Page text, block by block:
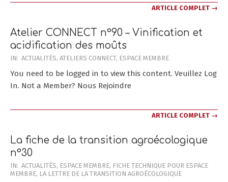
ARTICLE COMPLET →
Atelier CONNECT n°90 – Vinification et
acidification des moûts
2025-
05-
20
IN: ACTUALITÉS, ATELIERS CONNECT, ESPACE MEMBRE
You need to be logged in to view this content. Veuillez Log
In. Not a Member? Nous Rejoindre
ARTICLE COMPLET →
La fiche de la transition agroécologique
n°30
2025-
04-
IN: ACTUALITÉS, ESPACE MEMBRE, FICHE TECHNIQUE POUR ESPACE
MEMBRE, LA LETTRE DE LA TRANSITION AGROÉCOLOGIQUE